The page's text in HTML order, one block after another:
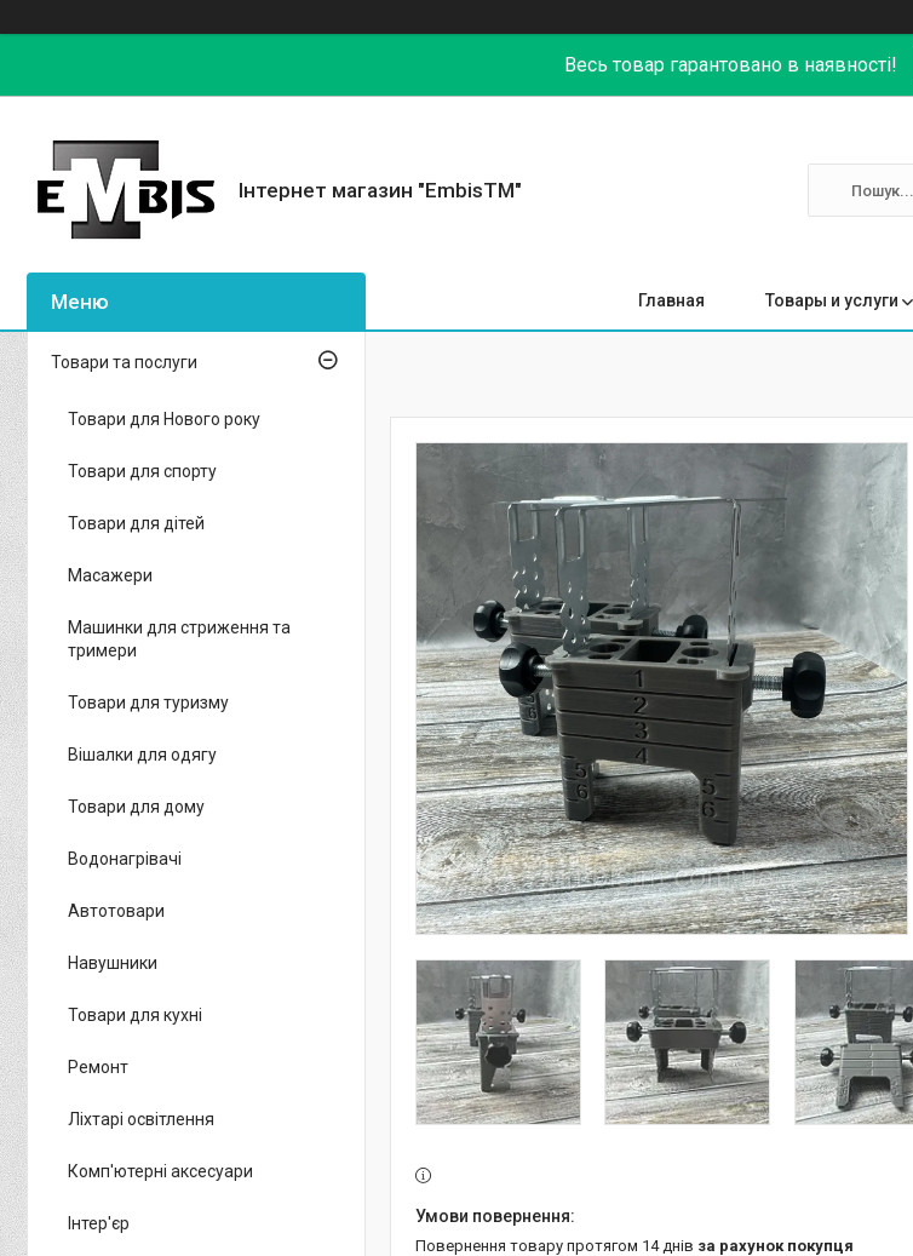
Весь товар гарантовано в наявності!
Інтернет магазин "EmbisTM"
Главная Товары и услуги
повернення товару протягом 14 днів за рахунок покупця
Товари та послуги
Товари для Нового року
Товари для спорту
Товари для дітей
Масажери
Машинки для стриження та
тримери
Товари для туризму
Вішалки для одягу
Товари для дому
Водонагрівачі
Автотовари
Навушники
Товари для кухні
Ремонт
Ліхтарі освітлення
Комп'ютерні аксесуари
Інтер'єр